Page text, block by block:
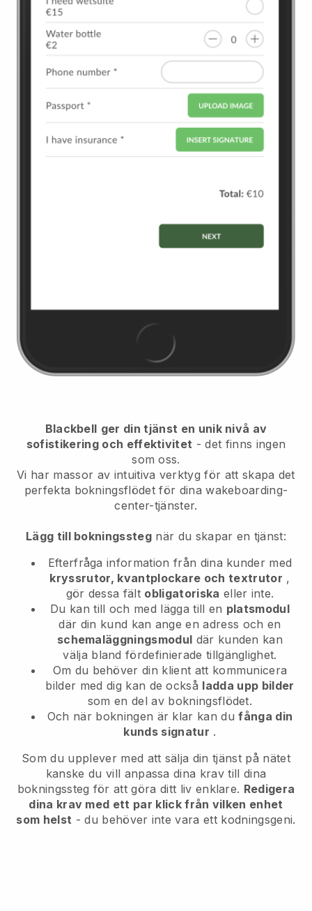
Blackbell ger din tjänst en unik nivå av
sofistikering och effektivitet - det finns ingen
som oss.
Vi har massor av intuitiva verktyg för att skapa det
perfekta bokningsflödet för dina wakeboarding-
center-tjänster.
Lägg till bokningssteg när du skapar en tjänst:
Efterfråga information från dina kunder med
kryssrutor, kvantplockare och textrutor ,
gör dessa fält obligatoriska eller inte.
Du kan till och med lägga till en platsmodul
där din kund kan ange en adress och en
schemaläggningsmodul där kunden kan
välja bland fördefinierade tillgänglighet.
Om du behöver din klient att kommunicera
bilder med dig kan de också ladda upp bilder
som en del av bokningsflödet.
Och när bokningen är klar kan dufånga din
kunds signatur .
Som du upplever med att sälja din tjänst på nätet
kanske du vill anpassa dina krav till dina
bokningssteg för att göra ditt liv enklare. Redigera
dina krav med ett par klick från vilken enhet
som helst - du behöver inte vara ett kodningsgeni.